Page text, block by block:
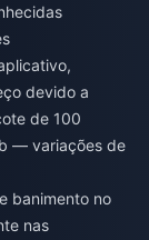
devido a
de 100
— variações de
banimento no
nas